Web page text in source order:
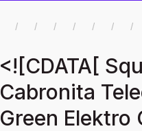
<![CDATA[
Cabronita
Green Elektro